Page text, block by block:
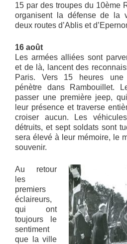
15 par des troupes du 10ème
organisent la défense de la
deux routes d’Ablis et
16 août
Les armées alliées sont
et de là, lancent des
Paris. Vers 15 heures une
pénètre dans Rambouillet.
passer une première jeep,
leur présence et traverse
croiser aucun. Les
détruits, et sept soldats sont
sera élevé à leur mémoire, le
souvenir.
Au retour
les
premiers
éclaireurs,
qui ont
toujours le
sentiment
que la ville